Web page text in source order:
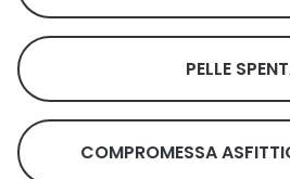
PELLE